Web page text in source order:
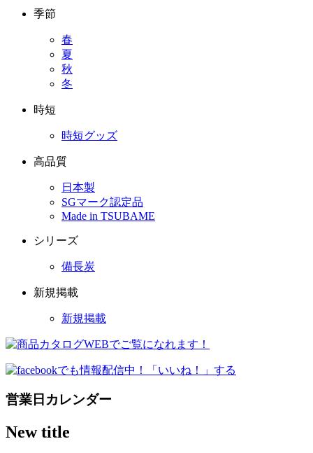
季節
春
夏
秋
冬
時短
時短グッズ
高品質
日本製
SGマーク認定品
Made in TSUBAME
シリーズ
備長炭
新規掲載
新規掲載
営業日カレンダー
New title